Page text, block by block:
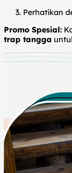
Perhatikan
Promo Spesial:
trap tangga